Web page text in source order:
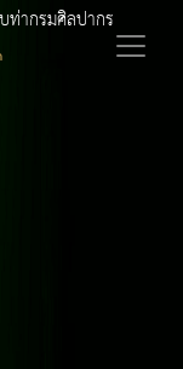
ท่ากรมศิลปากร